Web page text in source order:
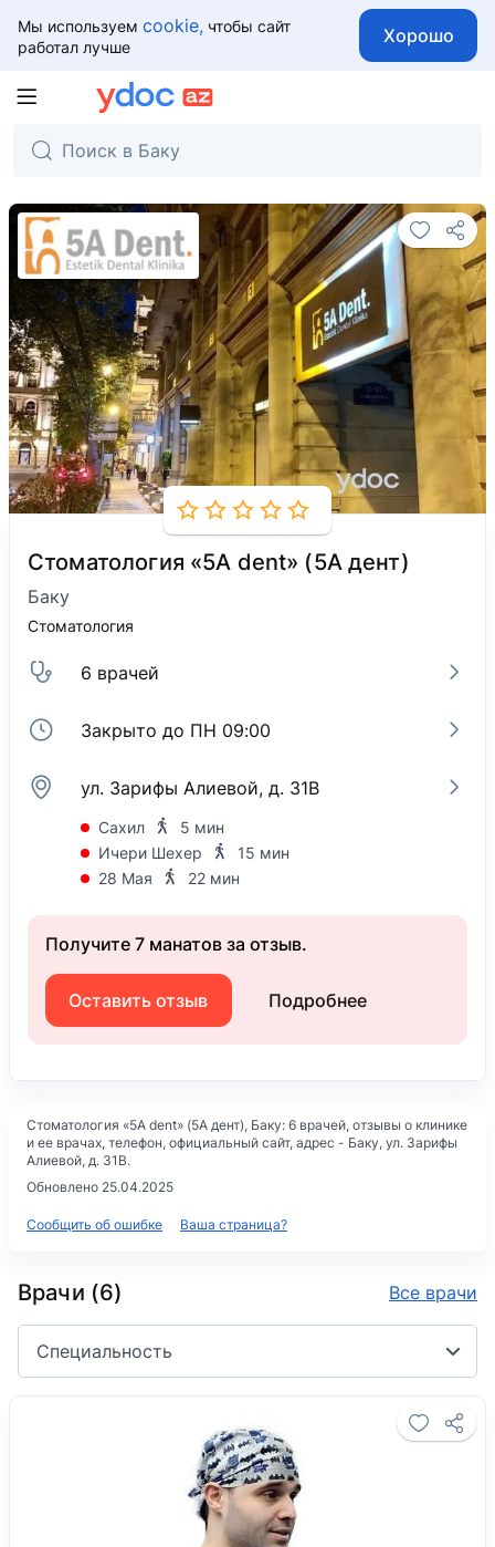
Мы используем cookie, чтобы сайт
работал лучше
Хорошо
Стоматология «5A dent» (5А дент)
Баку
Стоматология
6 врачей
Закрыто до ПН 09:00
ул. Зарифы Алиевой, д. 31B
Сахил
5 мин
Ичери Шехер
15 мин
28 Мая
22 мин
Получите 7 манатов за отзыв.
Оставить отзыв Подробнее
Стоматология «5A dent» (5А дент), Баку: 6 врачей, отзывы о клинике
и ее врачах, телефон, официальный сайт, адрес - Баку, ул. Зарифы
Алиевой, д. 31B.
Обновлено 25.04.2025
Сообщить об ошибке Ваша страница?
Врачи (6) Все врачи
Специальность